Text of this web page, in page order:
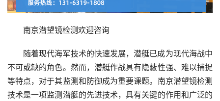
南京潜望镜检测欢迎咨询
随着现代海军技术的快速发展，潜艇已成为现代海战中
不可或缺的角色。然而，潜艇作战具有隐蔽性强、难以捕捉
等特点，对于其监测和防御成为重要课题。南京潜望镜检测
技术是一项监测潜艇的先进技术，具有关键的作用和广泛的